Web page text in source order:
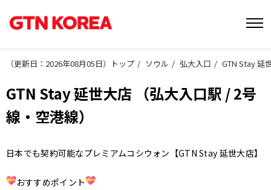
（更新日：2026年08月05日） トップ ソウル 弘大入口 GTN Stay 延
GTN Stay 延世大店 （弘大入口駅 / 2号
線・空港線）
日本でも契約可能なプレミアムコシウォン【GTN Stay 延世大店】
おすすめポイント